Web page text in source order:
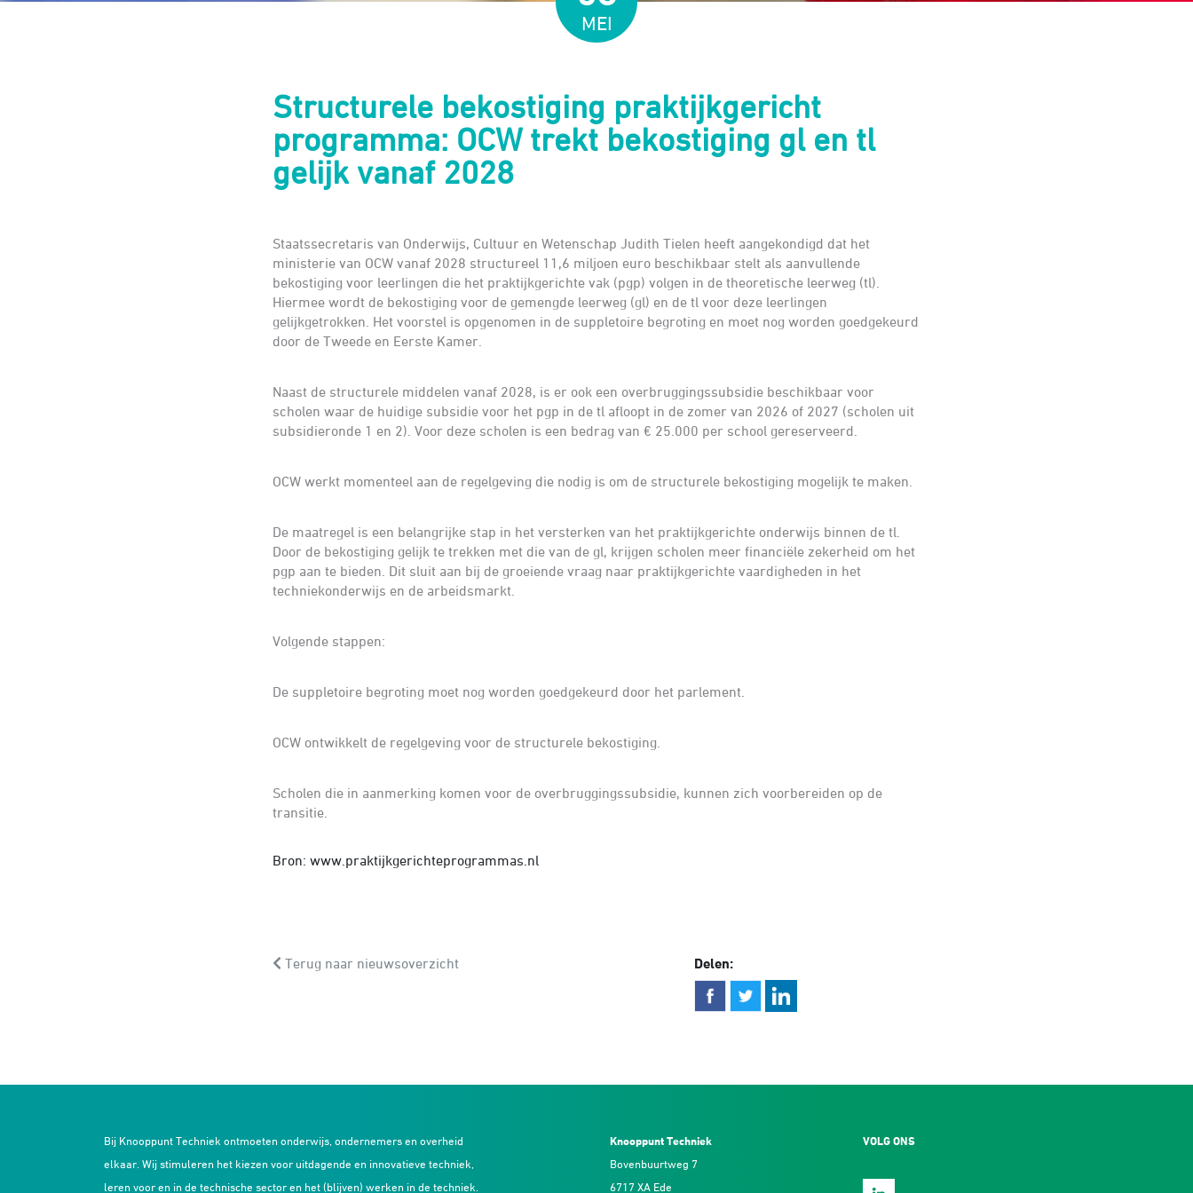
MEI
Structurele bekostiging praktijkgericht
programma: OCW trekt bekostiging gl en tl
gelijk vanaf 2028
Staatssecretaris van Onderwijs, Cultuur en Wetenschap Judith Tielen heeft aangekondigd dat het
ministerie van OCW vanaf 2028 structureel 11,6 miljoen euro beschikbaar stelt als aanvullende
bekostiging voor leerlingen die het praktijkgerichte vak (pgp) volgen in de theoretische leerweg (tl).
Hiermee wordt de bekostiging voor de gemengde leerweg (gl) en de tl voor deze leerlingen
gelijkgetrokken. Het voorstel is opgenomen in de suppletoire begroting en moet nog worden goedgekeurd
door de Tweede en Eerste Kamer.
Naast de structurele middelen vanaf 2028, is er ook een overbruggingssubsidie beschikbaar voor
scholen waar de huidige subsidie voor het pgp in de tl afloopt in de zomer van 2026 of 2027 (scholen uit
subsidieronde 1 en 2). Voor deze scholen is een bedrag van € 25.000 per school gereserveerd.
OCW werkt momenteel aan de regelgeving die nodig is om de structurele bekostiging mogelijk te maken.
De maatregel is een belangrijke stap in het versterken van het praktijkgerichte onderwijs binnen de tl.
Door de bekostiging gelijk te trekken met die van de gl, krijgen scholen meer financiële zekerheid om het
pgp aan te bieden. Dit sluit aan bij de groeiende vraag naar praktijkgerichte vaardigheden in het
techniekonderwijs en de arbeidsmarkt.
Volgende stappen:
De suppletoire begroting moet nog worden goedgekeurd door het parlement.
OCW ontwikkelt de regelgeving voor de structurele bekostiging.
Scholen die in aanmerking komen voor de overbruggingssubsidie, kunnen zich voorbereiden op de
transitie.
Bron: www.praktijkgerichteprogrammas.nl
Terug naar nieuwsoverzicht Delen:
Bij Knooppunt Techniek ontmoeten onderwijs, ondernemers en overheid
elkaar. Wij stimuleren het kiezen voor uitdagende en innovatieve techniek,
leren voor en in de technische sector en het (blijven) werken in de techniek.
Knooppunt Techniek
Bovenbuurtweg 7
6717 XA Ede
VOLG ONS